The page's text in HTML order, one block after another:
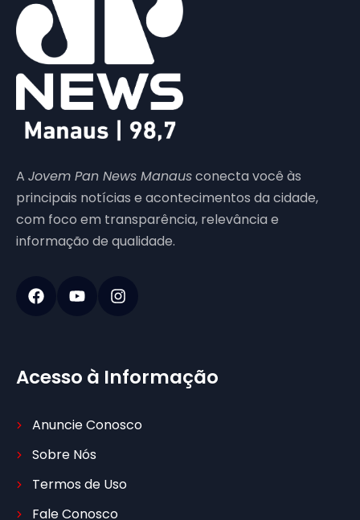
A Jovem Pan News Manausconecta você às
principais notícias e acontecimentos da cidade,
com foco em transparência, relevância e
informação de qualidade.
Acesso à Informação
Anuncie Conosco
Sobre Nós
Termos de Uso
Fale Conosco